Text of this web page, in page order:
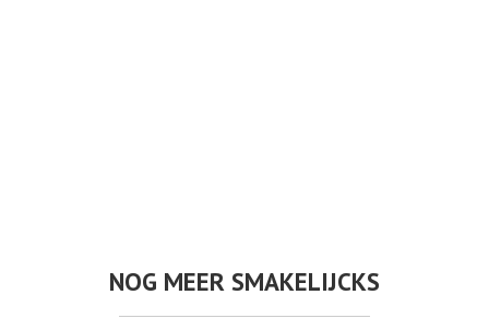
NOG MEER SMAKELIJCKS